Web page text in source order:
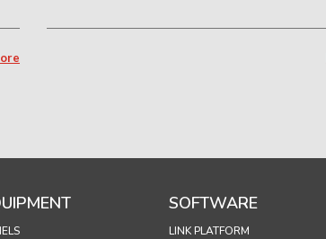
SOFTWARE
LINK PLATFORM